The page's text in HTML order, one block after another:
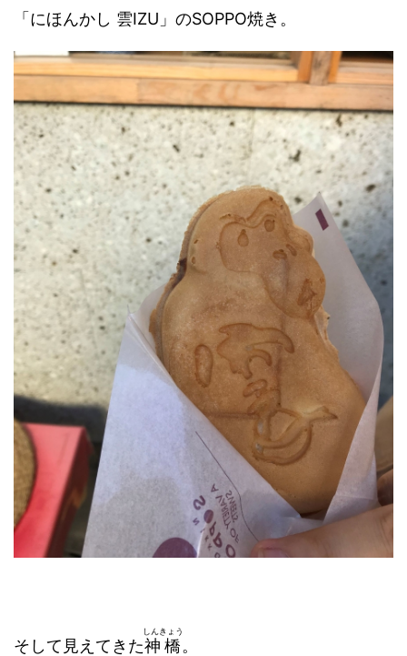
「にほんかし 雲IZU」のSOPPO焼き。
そして見えてきた神橋
しんきょう
。